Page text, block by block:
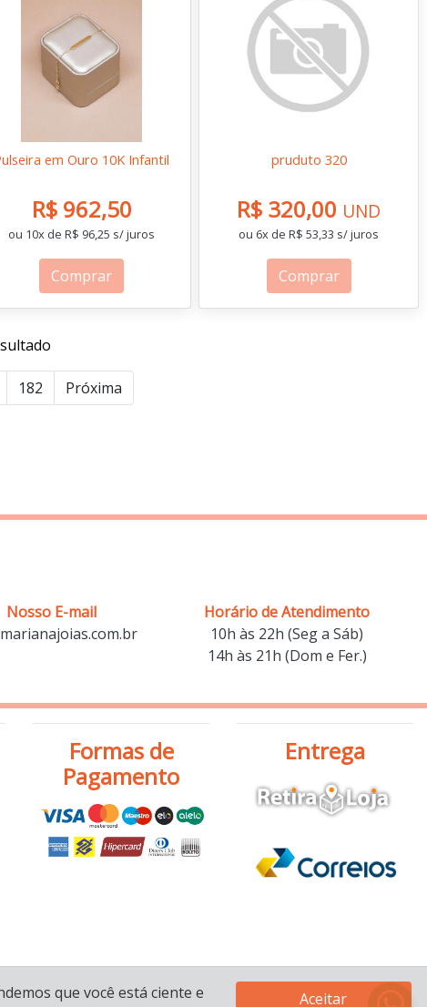
em Ouro 10K Infantil
R$ 962,50
ou 10x de R$ 96,25 s/ juros
Comprar
pruduto 320
R$ 320,00 UND
ou 6x de R$ 53,33 s/ juros
Comprar
182 Próxima
Nosso E-mail
Horário de Atendimento
10h às 22h (Seg a Sáb)
14h às 21h (Dom e Fer.)
Formas de
Pagamento
Entrega
que você está ciente e
Aceitar